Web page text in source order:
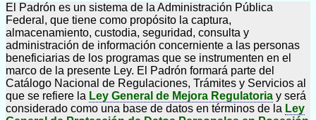
El Padrón es un sistema de la Administración Pública
Federal, que tiene como propósito la captura,
almacenamiento, custodia, seguridad, consulta y
administración de información concerniente a las personas
beneficiarias de los programas que se instrumenten en el
marco de la presente Ley. El Padrón formará parte del
Catálogo Nacional de Regulaciones, Trámites y Servicios al
que se refiere la Ley General de Mejora Regulatoria y será
considerado como una base de datos en términos de la Ley